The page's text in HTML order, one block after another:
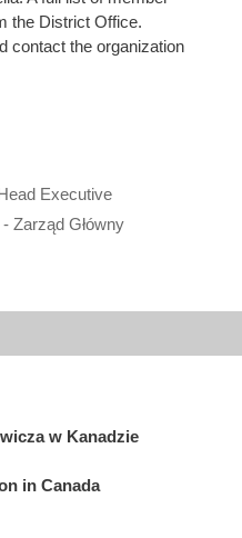
the District Office.
contact the organization
Executive
Zarząd Główny
w Kanadzie
in Canada